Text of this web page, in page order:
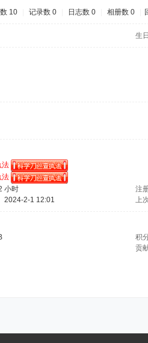
10 记录数 0 日志数 0 相册数 0
生日
法
法
小时 注
2024-2-1 12:01 上
积
贡